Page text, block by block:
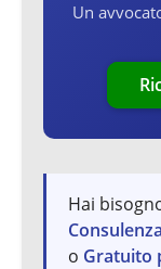
Un
Hai
o Gratuito